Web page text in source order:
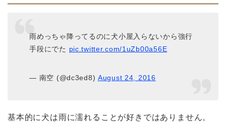
雨めっちゃ降ってるのに犬小屋入らないから強行
手段にでた pic.twitter.com/1uZb00a56E
— 南空 (@dc3ed8) August 24, 2016
基本的に犬は雨に濡れることが好きではありません。